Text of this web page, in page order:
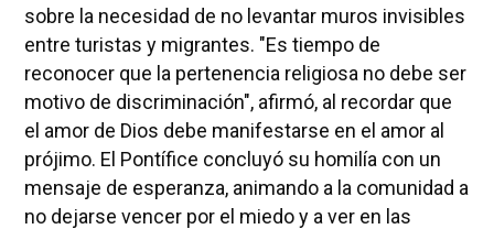
sobre la necesidad de no levantar muros invisibles
entre turistas y migrantes. "Es tiempo de
reconocer que la pertenencia religiosa no debe ser
motivo de discriminación", afirmó, al recordar que
el amor de Dios debe manifestarse en el amor al
prójimo. El Pontífice concluyó su homilía con un
mensaje de esperanza, animando a la comunidad a
no dejarse vencer por el miedo y a ver en las